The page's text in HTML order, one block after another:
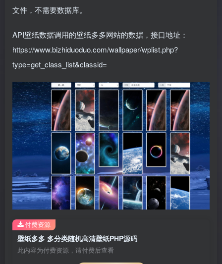
文件，不需要数据库。
API壁纸数据调用的壁纸多多网站的数据，接口地址：
https://www.bizhiduoduo.com/wallpaper/wplist.php?
type=get_class_list&classid=
壁纸多多 多分类随机高清壁纸PHP源码
此内容为付费资源，请付费后查看
付费资源